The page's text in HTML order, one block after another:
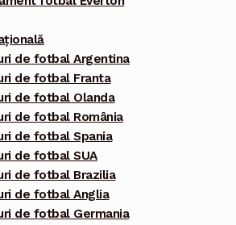
de fotbal Argentina
de fotbal Franta
de fotbal Olanda
de fotbal România
de fotbal Spania
de fotbal SUA
de fotbal Brazilia
de fotbal Anglia
de fotbal Germania